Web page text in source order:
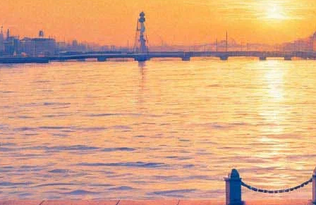
19 октября стартовал
марафон Четвертой
ежегодной премии «Выбор
покупателя 2015»